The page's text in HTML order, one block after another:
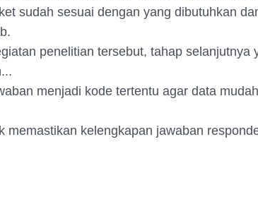
sudah sesuai dengan yang dibutuhkan
penelitian tersebut, tahap selanjutnya
menjadi kode tertentu agar data mudah
memastikan kelengkapan jawaban